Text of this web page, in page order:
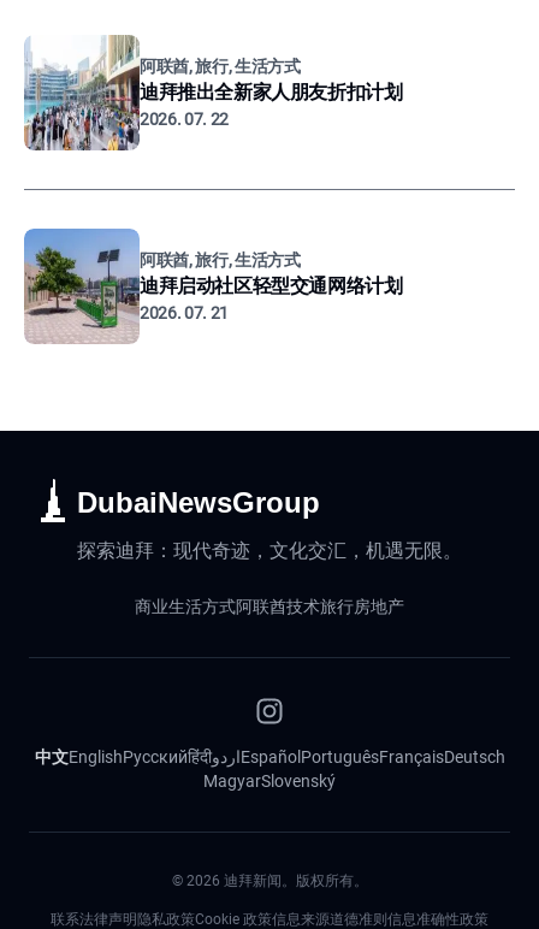
阿联酋, 旅行, 生活方式
迪拜推出全新家人朋友折扣计划
2026. 07. 22
阿联酋, 旅行, 生活方式
迪拜启动社区轻型交通网络计划
2026. 07. 21
DubaiNewsGroup
探索迪拜：现代奇迹，文化交汇，机遇无限。
商业生活方式阿联酋技术旅行房地产
中文EnglishРусскийहिंदीاردوEspañol PortuguêsFrançaisDeutsch
MagyarSlovenský
© 2026 迪拜新闻。版权所有。
联系法律声明 隐私政策Cookie 政策信息来源道德准则 信息准确性政策